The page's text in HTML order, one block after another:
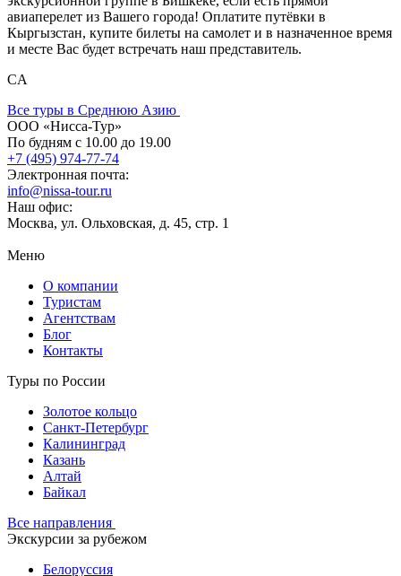
авиаперелет из Вашего города! Оплатите путёвки в
Кыргызстан, купите билеты на самолет и в назначенное время
и месте Вас будет встречать наш представитель.
CA
Все туры в Среднюю Азию
ООО «Нисса-Тур»
По будням с 10.00 до 19.00
+7 (495) 974-77-74
Электронная почта:
info@nissa-tour.ru
Наш офис:
Москва, ул. Ольховская, д. 45, стр. 1
Меню
О компании
Туристам
Агентствам
Блог
Контакты
Туры по России
Золотое кольцо
Санкт-Петербург
Калининград
Казань
Алтай
Байкал
Все направления
Экскурсии за рубежом
Белоруссия